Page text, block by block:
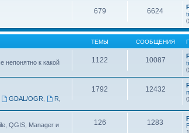
679 6624
ТЕМЫ СООБЩЕНИЯ
непонятно к какой
1122 10087
GDAL/OGR R
1792 12432
QGIS, Manager и
126 1283